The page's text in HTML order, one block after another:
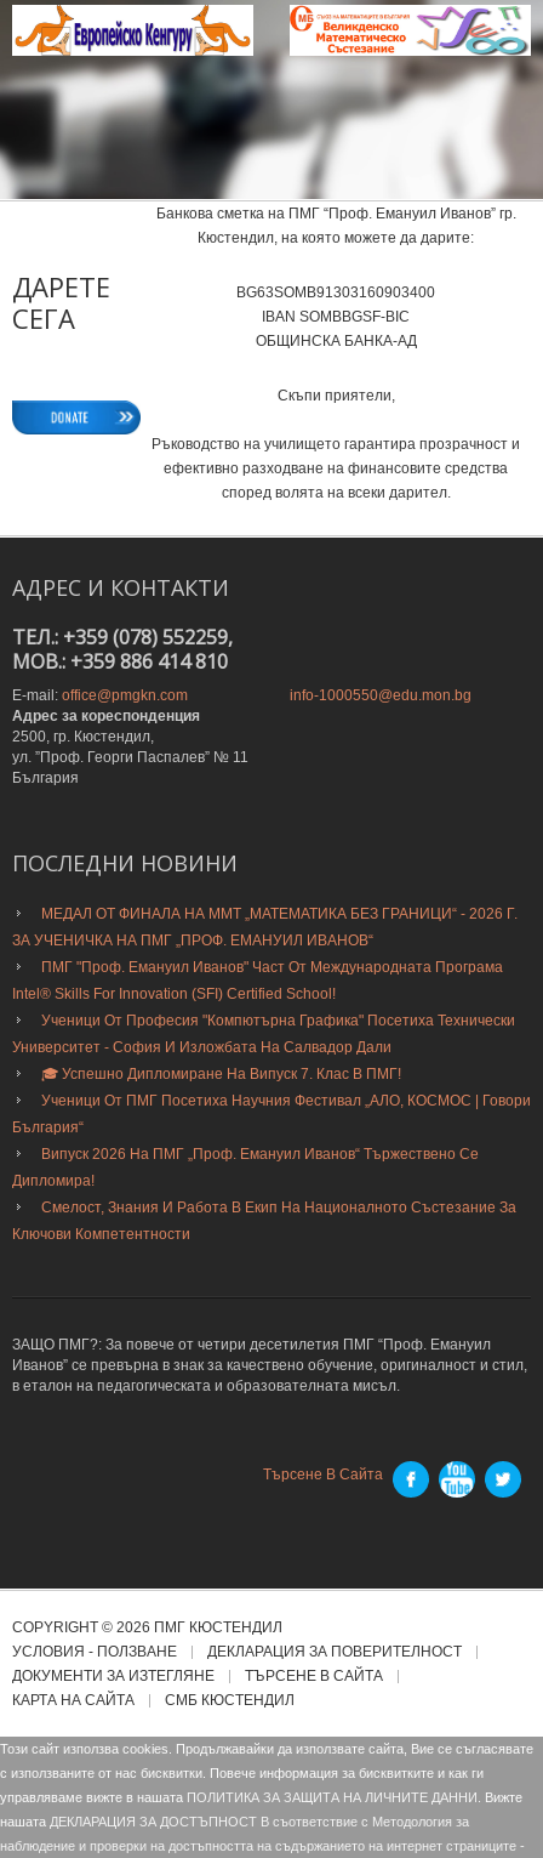
ДАРЕТЕ
СЕГА
Банкова сметка на ПМГ “Проф. Емануил Иванов” гр.
Кюстендил, на която можете да дарите:
BG63SOMB91303160903400
IВAN SOMBBGSF-BIC
ОБЩИНСКА БАНКА-АД
Скъпи приятели,
Ръководство на училището гарантира прозрачност и
ефективно разходване на финансовите средства
според волята на всеки дарител.
АДРЕС И КОНТАКТИ
ТЕЛ.: +359 (078) 552259,
MOB.: +359 886 414 810
E-mail: office@pmgkn.com
info-1000550@edu.mon.bg
Адрес за кореспонденция
2500, гр. Кюстендил,
ул. ”Проф. Георги Паспалев” № 11
България
ПОСЛЕДНИ НОВИНИ
МЕДАЛ ОТ ФИНАЛА НА ММТ „МАТЕМАТИКА БЕЗ ГРАНИЦИ“ - 2026 Г.
ЗА УЧЕНИЧКА НА ПМГ „ПРОФ. ЕМАНУИЛ ИВАНОВ“
ПМГ "Проф. Емануил Иванов" Част От Международната Програма
Intel® Skills For Innovation (SFI) Certified School!
Ученици От Професия "Компютърна Графика" Посетиха Технически
Университет - София И Изложбата На Салвадор Дали
🎓 Успешно Дипломиране На Випуск 7. Клас В ПМГ!
Ученици От ПМГ Посетиха Научния Фестивал „АЛО, КОСМОС | Говори
България“
Випуск 2026 На ПМГ „Проф. Емануил Иванов“ Тържествено Се
Дипломира!
Смелост, Знания И Работа В Екип На Националното Състезание За
Ключови Компетентности
ЗАЩО ПМГ?: За повече от четири десетилетия ПМГ “Проф. Емануил
Иванов” се превърна в знак за качествено обучение, оригиналност и стил,
в еталон на педагогическата и образователната мисъл.
Търсене В Сайта
COPYRIGHT © 2026 ПМГ КЮСТЕНДИЛ
УСЛОВИЯ - ПОЛЗВАНЕ
ДЕКЛАРАЦИЯ ЗА ПОВЕРИТЕЛНОСТ
ДОКУМЕНТИ ЗА ИЗТЕГЛЯНЕ
ТЪРСЕНЕ В САЙТА
КАРТА НА САЙТА
СМБ КЮСТЕНДИЛ
Този сайт използва cookies. Продължавайки да използвате сайта, Вие се съгласявате
с използваните от нас бисквитки. Повече информация за бисквитките и как ги
управляваме вижте в нашата ПОЛИТИКА ЗА ЗАЩИТА НА ЛИЧНИТЕ ДАННИ.
Вижте
нашата ДЕКЛАРАЦИЯ ЗА ДОСТЪПНОСТ В съответствие с Mетодология за
наблюдение и проверки на достъпността на съдържанието на интернет страниците -